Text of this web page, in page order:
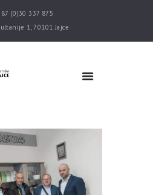
(0)30 337 875
1, 70101 Jajce